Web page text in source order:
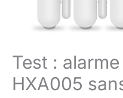
Test :
HXA005